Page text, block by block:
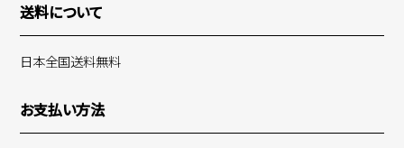
送料について
日本全国送料無料
お支払い方法